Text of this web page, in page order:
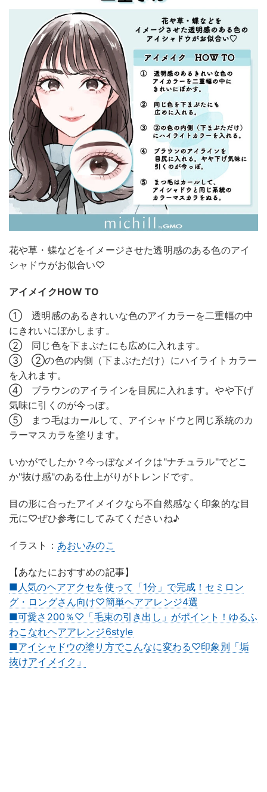
花や草・蝶などをイメージさせた透明感のある色のアイ
シャドウがお似合い♡
アイメイクHOW TO
① 透明感のあるきれいな色のアイカラーを二重幅の中
にきれいにぼかします。
② 同じ色を下まぶたにも広めに入れます。
③ ②の色の内側（下まぶただけ）にハイライトカラー
を入れます。
④ ブラウンのアイラインを目尻に入れます。やや下げ
気味に引くのが今っぽ。
⑤ まつ毛はカールして、アイシャドウと同じ系統のカ
ラーマスカラを塗ります。
いかがでしたか？今っぽなメイクは"ナチュラル"でどこ
か"抜け感"のある仕上がりがトレンドです。
目の形に合ったアイメイクなら不自然感なく印象的な目
元に♡ぜひ参考にしてみてくださいね♪
イラスト： あおいみのこ
【あなたにおすすめの記事】
■人気のヘアアクセを使って「1分」で完成！セミロン
グ・ロングさん向け♡簡単ヘアアレンジ4選
■可愛さ200％♡「毛束の引き出し」がポイント！ゆるふ
わこなれヘアアレンジ6style
■アイシャドウの塗り方でこんなに変わる♡印象別「垢
抜けアイメイク」